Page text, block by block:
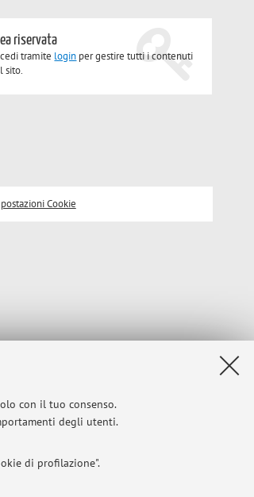
con il tuo consenso.
degli utenti.
di profilazione".
riservata
tramite login per gestire tutti i contenuti
sito.
Cookie